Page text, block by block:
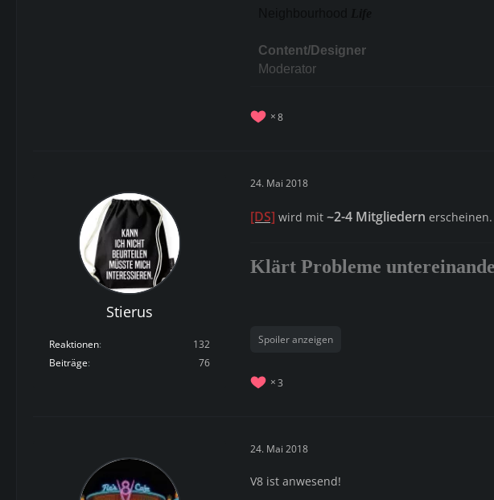
Content/Designer
Moderator
8
Stierus
Reaktionen
132
Beiträge
76
24. Mai 2018
[DS] wird mit ~2-4 Mitgliedern erscheinen.
Klärt Probleme
Spoiler anzeigen
3
24. Mai 2018
V8 ist anwesend!